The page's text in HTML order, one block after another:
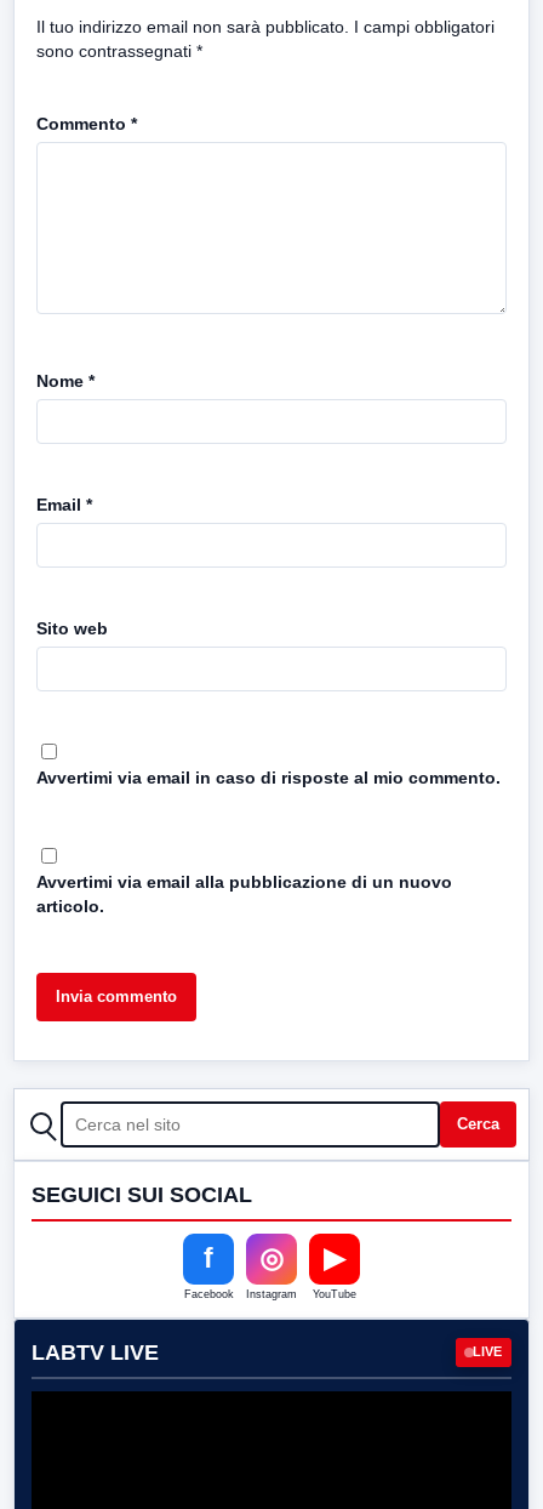
Il tuo indirizzo email non sarà pubblicato. I campi obbligatori
sono contrassegnati *
Commento *
Nome *
Email *
Sito web
Avvertimi via email in caso di risposte al mio commento.
Avvertimi via email alla pubblicazione di un nuovo
articolo.
CERCA Cerca
SEGUICI SUI SOCIAL
f
Facebook
◎
Instagram
▶
YouTube
LABTV LIVE LIVE